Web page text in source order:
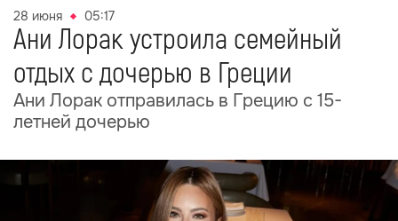
28 июня 05:17
Ани Лорак устроила семейный
отдых с дочерью в Греции
Ани Лорак отправилась в Грецию с 15-
летней дочерью